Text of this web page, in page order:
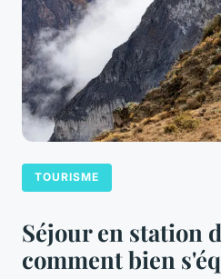
TOURISME
Séjour en station
comment bien